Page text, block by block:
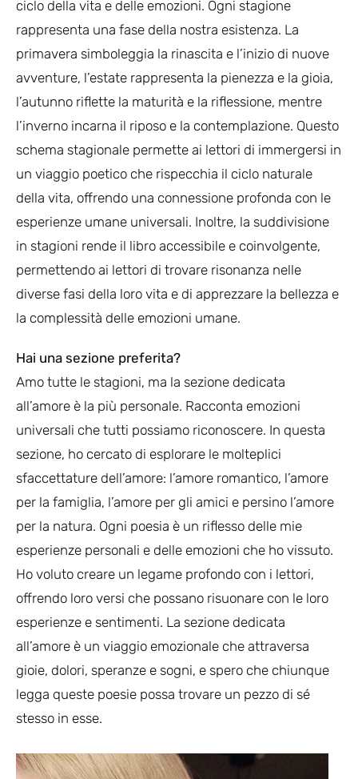
ciclo della vita e delle emozioni. Ogni stagione
rappresenta una fase della nostra esistenza. La
primavera simboleggia la rinascita e l’inizio di nuove
avventure, l’estate rappresenta la pienezza e la gioia,
l’autunno riflette la maturità e la riflessione, mentre
l’inverno incarna il riposo e la contemplazione. Questo
schema stagionale permette ai lettori di immergersi in
un viaggio poetico che rispecchia il ciclo naturale
della vita, offrendo una connessione profonda con le
esperienze umane universali. Inoltre, la suddivisione
in stagioni rende il libro accessibile e coinvolgente,
permettendo ai lettori di trovare risonanza nelle
diverse fasi della loro vita e di apprezzare la bellezza e
la complessità delle emozioni umane.
Hai una sezione preferita?
Amo tutte le stagioni, ma la sezione dedicata
all’amore è la più personale. Racconta emozioni
universali che tutti possiamo riconoscere. In questa
sezione, ho cercato di esplorare le molteplici
sfaccettature dell’amore: l’amore romantico, l’amore
per la famiglia, l’amore per gli amici e persino l’amore
per la natura. Ogni poesia è un riflesso delle mie
esperienze personali e delle emozioni che ho vissuto.
Ho voluto creare un legame profondo con i lettori,
offrendo loro versi che possano risuonare con le loro
esperienze e sentimenti. La sezione dedicata
all’amore è un viaggio emozionale che attraversa
gioie, dolori, speranze e sogni, e spero che chiunque
legga queste poesie possa trovare un pezzo di sé
stesso in esse.